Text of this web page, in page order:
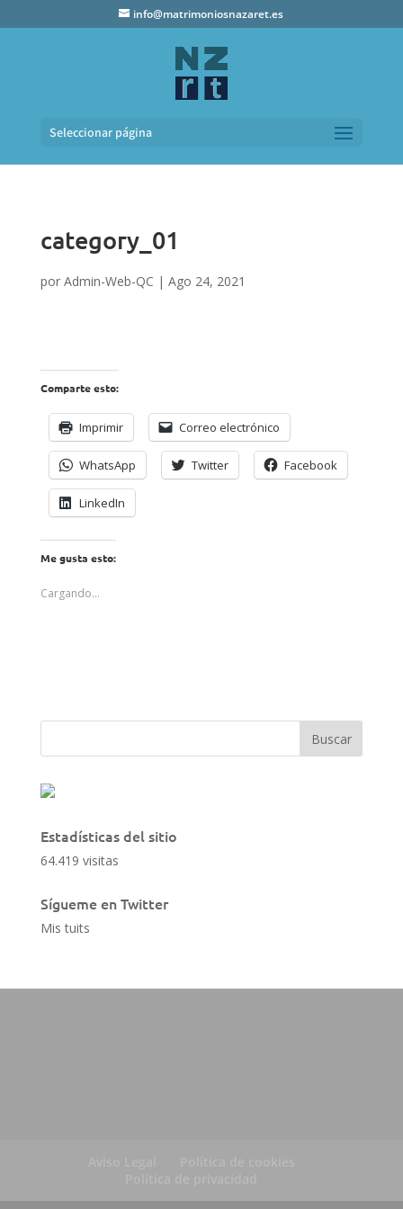
info@matrimoniosnazaret.es
Seleccionar página
category_01
por Admin-Web-QC | Ago 24, 2021
Comparte esto:
Imprimir Correo electrónico
WhatsApp Twitter Facebook
LinkedIn
Me gusta esto:
Cargando...
Estadísticas del sitio
64.419 visitas
Sígueme en Twitter
Mis tuits